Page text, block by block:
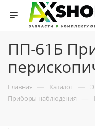
ПП-61Б
Главная — Каталог —
Приборы наблюдения —